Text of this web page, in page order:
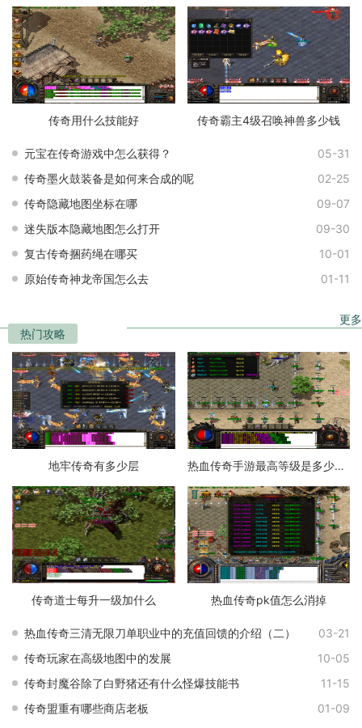
传奇用什么技能好 传奇霸主4级召唤神兽多少钱
元宝在传奇游戏中怎么获得？
05-31
传奇墨火鼓装备是如何来合成的呢
02-25
传奇隐藏地图坐标在哪
09-07
迷失版本隐藏地图怎么打开
09-30
复古传奇捆药绳在哪买
10-01
原始传奇神龙帝国怎么去
01-11
热门攻略
更多
地牢传奇有多少层 热血传奇手游最高等级是多少级的
传奇道士每升一级加什么 热血传奇pk值怎么消掉
热血传奇三清无限刀单职业中的充值回馈的介绍（二）
03-21
传奇玩家在高级地图中的发展
10-05
传奇封魔谷除了白野猪还有什么怪爆技能书
11-15
传奇盟重有哪些商店老板
01-09